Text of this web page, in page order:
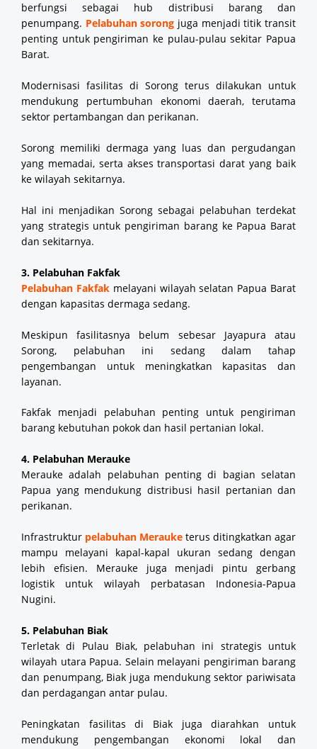
berfungsi sebagai hub distribusi barang dan
penumpang. Pelabuhan sorong juga menjadi titik transit
penting untuk pengiriman ke pulau-pulau sekitar Papua
Barat.
Modernisasi fasilitas di Sorong terus dilakukan untuk
mendukung pertumbuhan ekonomi daerah, terutama
sektor pertambangan dan perikanan.
Sorong memiliki dermaga yang luas dan pergudangan
yang memadai, serta akses transportasi darat yang baik
ke wilayah sekitarnya.
Hal ini menjadikan Sorong sebagai pelabuhan terdekat
yang strategis untuk pengiriman barang ke Papua Barat
dan sekitarnya.
3. Pelabuhan Fakfak
Pelabuhan Fakfakmelayani wilayah selatan Papua Barat
dengan kapasitas dermaga sedang.
Meskipun fasilitasnya belum sebesar Jayapura atau
Sorong, pelabuhan ini sedang dalam tahap
pengembangan untuk meningkatkan kapasitas dan
layanan.
Fakfak menjadi pelabuhan penting untuk pengiriman
barang kebutuhan pokok dan hasil pertanian lokal.
4. Pelabuhan Merauke
Merauke adalah pelabuhan penting di bagian selatan
Papua yang mendukung distribusi hasil pertanian dan
perikanan.
Infrastruktur pelabuhan Merauke terus ditingkatkan agar
mampu melayani kapal-kapal ukuran sedang dengan
lebih efisien. Merauke juga menjadi pintu gerbang
logistik untuk wilayah perbatasan Indonesia-Papua
Nugini.
5. Pelabuhan Biak
Terletak di Pulau Biak, pelabuhan ini strategis untuk
wilayah utara Papua. Selain melayani pengiriman barang
dan penumpang, Biak juga mendukung sektor pariwisata
dan perdagangan antar pulau.
Peningkatan fasilitas di Biak juga diarahkan untuk
mendukung pengembangan ekonomi lokal dan